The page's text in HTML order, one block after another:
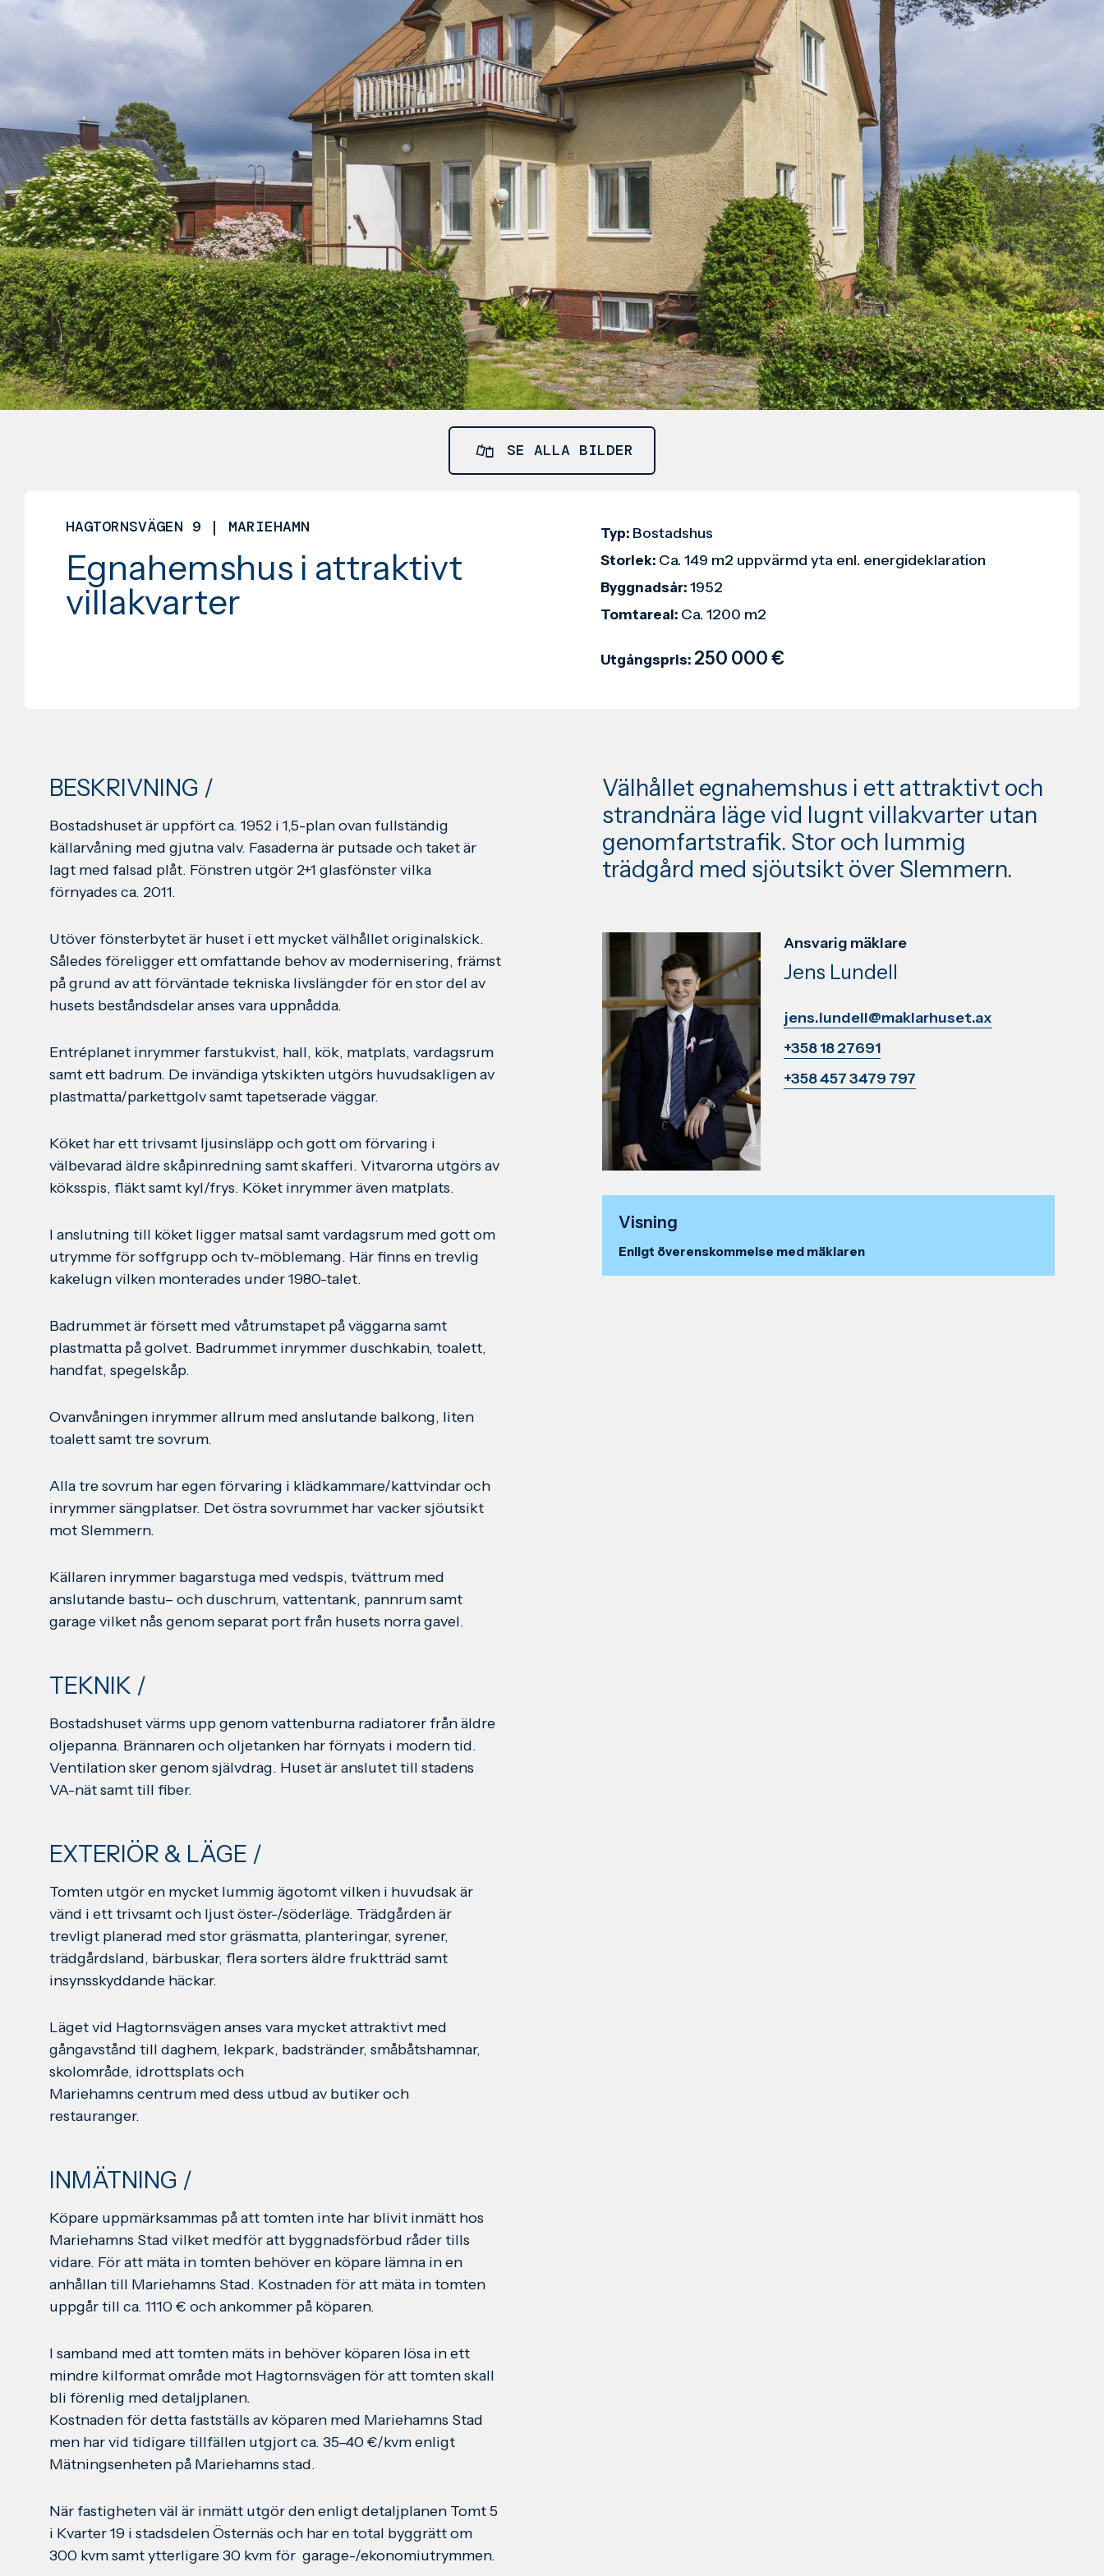
SE ALLA BILDER
HAGTORNSVÄGEN 9 | MARIEHAMN
Egnahemshus i attraktivt
villakvarter
Typ: Bostadshus
Storlek: Ca. 149 m2 uppvärmd yta enl. energideklaration
Byggnadsår:1952
Tomtareal: Ca. 1200 m2
Utgångspris: 250 000 €
BESKRIVNING /
Bostadshuset är uppfört ca. 1952 i 1,5-plan ovan fullständig
källarvåning med gjutna valv. Fasaderna är putsade och taket är
lagt med falsad plåt. Fönstren utgör 2+1 glasfönster vilka
förnyades ca. 2011.
Utöver fönsterbytet är huset i ett mycket välhållet originalskick.
Således föreligger ett omfattande behov av modernisering, främst
på grund av att förväntade tekniska livslängder för en stor del av
husets beståndsdelar anses vara uppnådda.
Entréplanet inrymmer farstukvist, hall, kök, matplats, vardagsrum
samt ett badrum. De invändiga ytskikten utgörs huvudsakligen av
plastmatta/parkettgolv samt tapetserade väggar.
Köket har ett trivsamt ljusinsläpp och gott om förvaring i
välbevarad äldre skåpinredning samt skafferi. Vitvarorna utgörs av
köksspis, fläkt samt kyl/frys. Köket inrymmer även matplats.
I anslutning till köket ligger matsal samt vardagsrum med gott om
utrymme för soffgrupp och tv-möblemang. Här finns en trevlig
kakelugn vilken monterades under 1980-talet.
Badrummet är försett med våtrumstapet på väggarna samt
plastmatta på golvet. Badrummet inrymmer duschkabin, toalett,
handfat, spegelskåp.
Ovanvåningen inrymmer allrum med anslutande balkong, liten
toalett samt tre sovrum.
Alla tre sovrum har egen förvaring i klädkammare/kattvindar och
inrymmer sängplatser. Det östra sovrummet har vacker sjöutsikt
mot Slemmern.
Källaren inrymmer bagarstuga med vedspis, tvättrum med
anslutande bastu– och duschrum, vattentank, pannrum samt
garage vilket nås genom separat port från husets norra gavel.
TEKNIK /
Bostadshuset värms upp genom vattenburna radiatorer från äldre
oljepanna. Brännaren och oljetanken har förnyats i modern tid.
Ventilation sker genom självdrag. Huset är anslutet till stadens
VA-nät samt till fiber.
EXTERIÖR & LÄGE /
Tomten utgör en mycket lummig ägotomt vilken i huvudsak är
vänd i ett trivsamt och ljust öster-/söderläge. Trädgården är
trevligt planerad med stor gräsmatta, planteringar, syrener,
trädgårdsland, bärbuskar, flera sorters äldre fruktträd samt
insynsskyddande häckar.
Läget vid Hagtornsvägen anses vara mycket attraktivt med
gångavstånd till daghem, lekpark, badstränder, småbåtshamnar,
skolområde, idrottsplats och
Mariehamns centrum med dess utbud av butiker och
restauranger.
INMÄTNING /
Köpare uppmärksammas på att tomten inte har blivit inmätt hos
Mariehamns Stad vilket medför att byggnadsförbud råder tills
vidare. För att mäta in tomten behöver en köpare lämna in en
anhållan till Mariehamns Stad. Kostnaden för att mäta in tomten
uppgår till ca. 1110 € och ankommer på köparen.
I samband med att tomten mäts in behöver köparen lösa in ett
mindre kilformat område mot Hagtornsvägen för att tomten skall
bli förenlig med detaljplanen.
Kostnaden för detta fastställs av köparen med Mariehamns Stad
men har vid tidigare tillfällen utgjort ca. 35–40 €/kvm enligt
Mätningsenheten på Mariehamns stad.
När fastigheten väl är inmätt utgör den enligt detaljplanen Tomt 5
i Kvarter 19 i stadsdelen Östernäs och har en total byggrätt om
300 kvm samt ytterligare 30 kvm för garage-/ekonomiutrymmen.
Välhållet egnahemshus i ett attraktivt och
strandnära läge vid lugnt villakvarter utan
genomfartstrafik. Stor och lummig
trädgård med sjöutsikt över Slemmern.
Ansvarig mäklare
Jens Lundell
jens.lundell@maklarhuset.ax
+358 18 27691
+358 457 3479 797
Visning
Enligt överenskommelse med mäklaren